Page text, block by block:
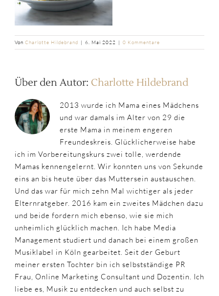
Von Charlotte Hildebrand | 6. Mai 2022 | 0 Kommentare
Über den Autor: Charlotte Hildebrand
2013 wurde ich Mama eines Mädchens
und war damals im Alter von 29 die
erste Mama in meinem engeren
Freundeskreis. Glücklicherweise habe
ich im Vorbereitungskurs zwei tolle, werdende
Mamas kennengelernt. Wir konnten uns von Sekunde
eins an bis heute über das Muttersein austauschen.
Und das war für mich zehn Mal wichtiger als jeder
Elternratgeber. 2016 kam ein zweites Mädchen dazu
und beide fordern mich ebenso, wie sie mich
unheimlich glücklich machen. Ich habe Media
Management studiert und danach bei einem großen
Musiklabel in Köln gearbeitet. Seit der Geburt
meiner ersten Tochter bin ich selbstständige PR
Frau, Online Marketing Consultant und Dozentin. Ich
liebe es, Musik zu entdecken und auch selbst zu